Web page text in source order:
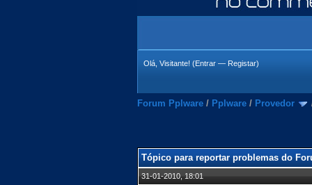
Olá, Visitante! (Entrar — Registar)
Forum Pplware / Pplware / Provedor
Tópico para reportar problemas do
31-01-2010, 18:01